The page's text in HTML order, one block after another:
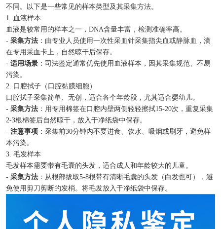
不同。以下是一些常见的样本类型及其采集方法。
1. 血液样本
血液是较常用的样本之一，DNA含量丰富，检测准确率高。
- 采集方法 ：由专业人员使用一次性采血针采集指尖血或静脉血，滴
在专用采血卡上，自然晾干后保存。
- 适用场景 ：司法鉴定通常优先使用血液样本，因其采集规范、不易
污染。
2. 口腔拭子（口腔黏膜细胞）
口腔拭子采集简单、无创，适合各个年龄段，尤其适合婴幼儿。
- 采集方法 ：用专用棉签在口腔内壁两侧轻轻擦拭15-20次，重复采集
2-3根棉签后自然晾干，放入干净纸袋中保存。
- 注意事项 ：采集前30分钟内不要进食、饮水、吸烟或刷牙，避免样
本污染。
3. 毛发样本
毛发样本需要带有毛囊的头发，适合成人和年龄较大的儿童。
- 采集方法 ：从根部拔取5-8根带有清晰毛囊的头发（白发也可），避
免使用剪刀剪断的发梢。将毛发放入干净纸袋中保存。